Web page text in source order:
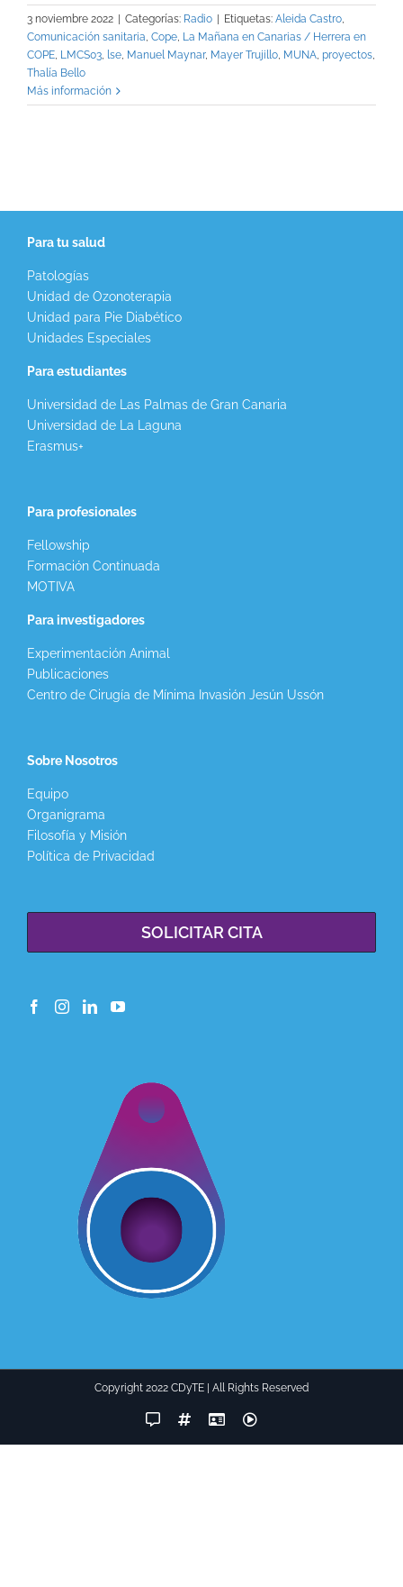
3 noviembre 2022 Categorías: Radio Etiquetas: Aleida Castro,
Comunicación sanitaria, Cope, La Mañana en Canarias / Herrera en
COPE, LMCS03, lse, Manuel Maynar, Mayer Trujillo, MUNA, proyectos,
Thalía Bello
Más información
Para tu salud
Patologías
Unidad de Ozonoterapia
Unidad para Pie Diabético
Unidades Especiales
Para estudiantes
Universidad de Las Palmas de Gran Canaria
Universidad de La Laguna
Erasmus+
Para profesionales
Fellowship
Formación Continuada
MOTIVA
Para investigadores
Experimentación Animal
Publicaciones
Centro de Cirugía de Mínima Invasión Jesún Ussón
Sobre Nosotros
Equipo
Organigrama
Filosofía y Misión
Política de Privacidad
SOLICITAR CITA
Copyright 2022 CDyTE | All Rights Reserved
FacebookInstagram
LinkedInYouTube